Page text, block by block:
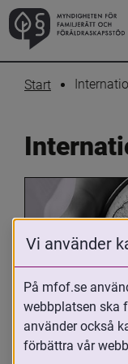
Start
Oavsett om
Vi använder
På mfof.se
webbplatsen ska
använder också
förbättra vår